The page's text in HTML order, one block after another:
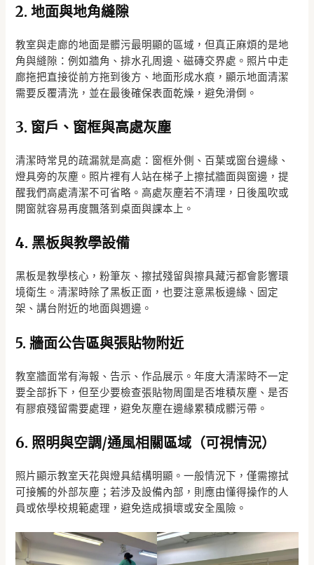
2. 地面與地角縫隙
教室與走廊的地面是髒污最明顯的區域，但真正麻煩的是地
角與縫隙：例如牆角、排水孔周邊、磁磚交界處。照片中走
廊拖把直接從前方拖到後方、地面形成水痕，顯示地面清潔
需要反覆清洗，並在最後確保表面乾燥，避免滑倒。
3. 窗戶、窗框與高處灰塵
清潔時常見的疏漏就是高處：窗框外側、百葉或窗台邊緣、
燈具旁的灰塵。照片裡有人站在梯子上擦拭牆面與窗邊，提
醒我們高處清潔不可省略。高處灰塵若不清理，日後風吹或
開窗就容易再度飄落到桌面與課本上。
4. 黑板與教學設備
黑板是教學核心，粉筆灰、擦拭殘留與擦具藏污都會影響環
境衛生。清潔時除了黑板正面，也要注意黑板邊緣、固定
架、講台附近的地面與週邊。
5. 牆面公告區與張貼物附近
教室牆面常有海報、告示、作品展示。年度大清潔時不一定
要全部拆下，但至少要檢查張貼物周圍是否堆積灰塵、是否
有膠痕殘留需要處理，避免灰塵在邊緣累積成髒污帶。
6. 照明與空調/通風相關區域（可視情況）
照片顯示教室天花與燈具結構明顯。一般情況下，僅需擦拭
可接觸的外部灰塵；若涉及設備內部，則應由懂得操作的人
員或依學校規範處理，避免造成損壞或安全風險。